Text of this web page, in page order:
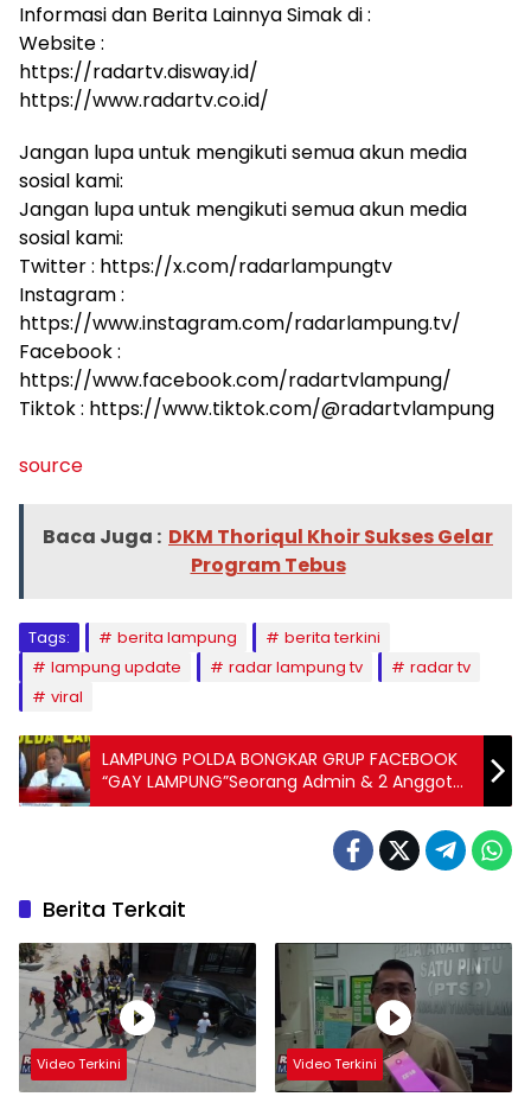
Informasi dan Berita Lainnya Simak di :
Website :
https://radartv.disway.id/
https://www.radartv.co.id/
Jangan lupa untuk mengikuti semua akun media
sosial kami:
Jangan lupa untuk mengikuti semua akun media
sosial kami:
Twitter : https://x.com/radarlampungtv
Instagram :
https://www.instagram.com/radarlampung.tv/
Facebook :
https://www.facebook.com/radartvlampung/
Tiktok : https://www.tiktok.com/@radartvlampung
source
Baca Juga : DKM Thoriqul Khoir Sukses Gelar
Program Tebus
Tags: berita lampung
berita terkini
lampung update
radar lampung tv
radar tv
viral
LAMPUNG POLDA BONGKAR GRUP FACEBOOK
“GAY LAMPUNG”Seorang Admin & 2 Anggota
Grup Diringkus
Berita Terkait
Video Terkini Video Terkini